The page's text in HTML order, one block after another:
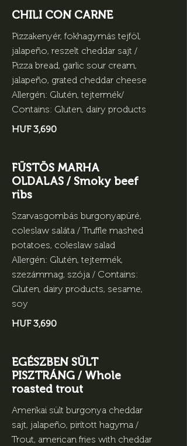
CHILI CON CARNE
Pizzakenyér, fokhagymás tejföl,
jalapeño, reszelt cheddar sajt /
Pizza bread, garlic sour cream,
jalapeño, grated cheddar cheese
Allergén: Glutén, tejtermék/
Contains: Gluten, dairy products
HUF 3,690
FÜSTÖS MARHA
OLDALAS / Smoky beef
ribs
Szarvasgombás burgonyapüré,
coleslaw saláta / Truffle mashed
potatoes, coleslaw salad
Allergén: Glutén, tejtermék,
szezámmag, szója / Contains:
Gluten, dairy products, sesame,
soy
HUF 3,690
EGÉSZBEN SÜLT
PISZTRÁNG / Whole
roasted trout
Amerikai sült burgonya cheddar
sajt, jalapeño, pirított hagyma /
Trout, american fries with cheddar